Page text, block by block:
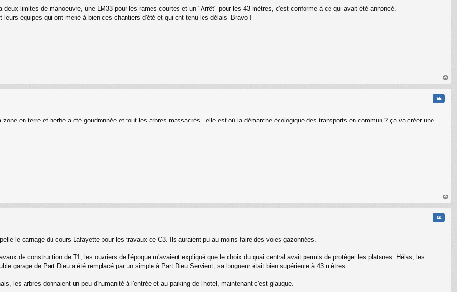
deux limites de manoeuvre, une LM33 pour les rames courtes et un "Arrêt" pour les 43 mètres, c'est conforme à ce qui avait été annoncé.
leurs équipes qui ont mené à bien ces chantiers d'été et qui ont tenu les délais. Bravo !
au
en terre et herbe a été goudronnée et tout les arbres massacrés ; elle est où la démarche écologique des transports en commun ? ça va créer une
au
le carnage du cours Lafayette pour les travaux de C3. Ils auraient pu au moins faire des voies gazonnées.
de construction de T1, les ouvriers de l'époque m'avaient expliqué que le choix du quai central avait permis de protèger les platanes. Hélas, les
garage de Part Dieu a été remplacé par un simple à Part Dieu Servient, sa longueur était bien supérieure à 43 mètres.
les arbres donnaient un peu d'humanité à l'entrée et au parking de l'hotel, maintenant c'est glauque.